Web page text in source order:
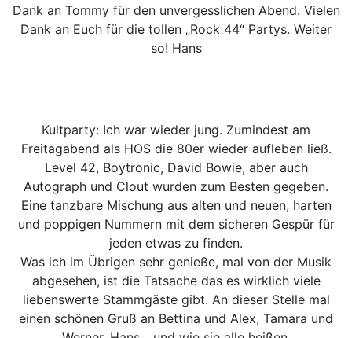
Dank an Tommy für den unvergesslichen Abend. Vielen
Dank an Euch für die tollen „Rock 44“ Partys. Weiter
so! Hans
Kultparty: Ich war wieder jung. Zumindest am
Freitagabend als HOS die 80er wieder aufleben ließ.
Level 42, Boytronic, David Bowie, aber auch
Autograph und Clout wurden zum Besten gegeben.
Eine tanzbare Mischung aus alten und neuen, harten
und poppigen Nummern mit dem sicheren Gespür für
jeden etwas zu finden.
Was ich im Übrigen sehr genieße, mal von der Musik
abgesehen, ist die Tatsache das es wirklich viele
liebenswerte Stammgäste gibt. An dieser Stelle mal
einen schönen Gruß an Bettina und Alex, Tamara und